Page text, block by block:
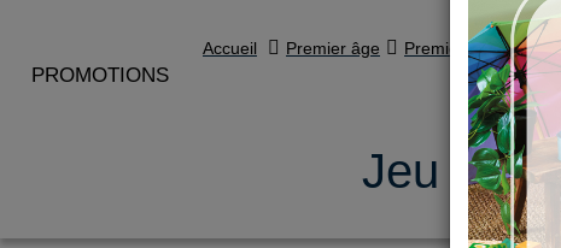
PROMOTIONS
Accueil Premier âge Premières histoires
Jeu